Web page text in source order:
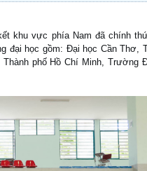
khu vực phía Nam đã chính
đại học gồm: Đại học Cần Thơ,
phố Hồ Chí Minh, Trường